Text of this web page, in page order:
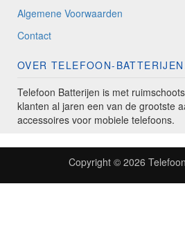
Algemene Voorwaarden
Contact
OVER TELEFOON-
Telefoon Batterijen is met
klanten al jaren een van de grootste
accessoires voor mobiele telefoons.
Copyright © 2026